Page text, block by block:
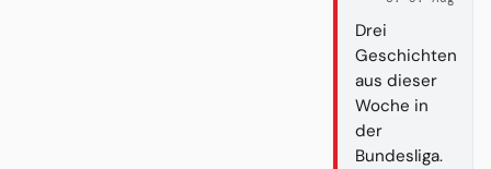
Drei
Geschichten
aus dieser
Woche in
der
Bundesliga.